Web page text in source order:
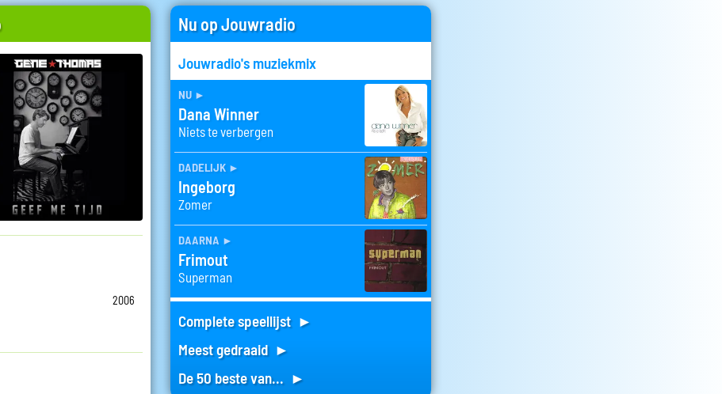
2006
Nu op Jouwradio
Jouwradio's muziekmix
nu ►
Dana Winner
Niets te verbergen
dadelijk ►
Ingeborg
Zomer
daarna ►
Frimout
Superman
Complete speellijst ►
Meest gedraaid ►
De 50 beste van... ►